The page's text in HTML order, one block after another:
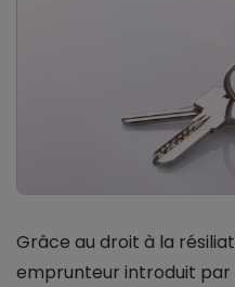
Grâce au droit à la
emprunteur introduit par